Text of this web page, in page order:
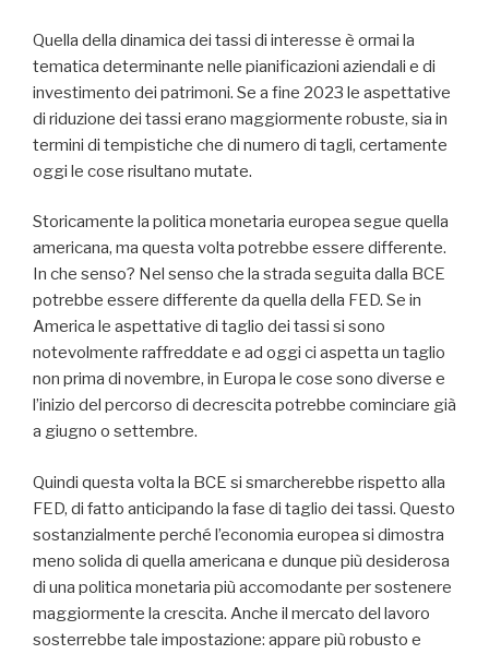
Quella della dinamica dei tassi di interesse è ormai la
tematica determinante nelle pianificazioni aziendali e di
investimento dei patrimoni. Se a fine 2023 le aspettative
di riduzione dei tassi erano maggiormente robuste, sia in
termini di tempistiche che di numero di tagli, certamente
oggi le cose risultano mutate.
Storicamente la politica monetaria europea segue quella
americana, ma questa volta potrebbe essere differente.
In che senso? Nel senso che la strada seguita dalla BCE
potrebbe essere differente da quella della FED. Se in
America le aspettative di taglio dei tassi si sono
notevolmente raffreddate e ad oggi ci aspetta un taglio
non prima di novembre, in Europa le cose sono diverse e
l’inizio del percorso di decrescita potrebbe cominciare già
a giugno o settembre.
Quindi questa volta la BCE si smarcherebbe rispetto alla
FED, di fatto anticipando la fase di taglio dei tassi. Questo
sostanzialmente perché l’economia europea si dimostra
meno solida di quella americana e dunque più desiderosa
di una politica monetaria più accomodante per sostenere
maggiormente la crescita. Anche il mercato del lavoro
sosterrebbe tale impostazione: appare più robusto e